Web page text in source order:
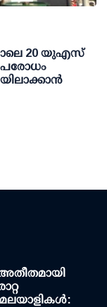
20 യുഎസ്